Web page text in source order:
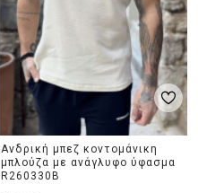
Ανδρική μπεζ κοντομάνικη
μπλούζα με ανάγλυφο ύφασμα
R260330B